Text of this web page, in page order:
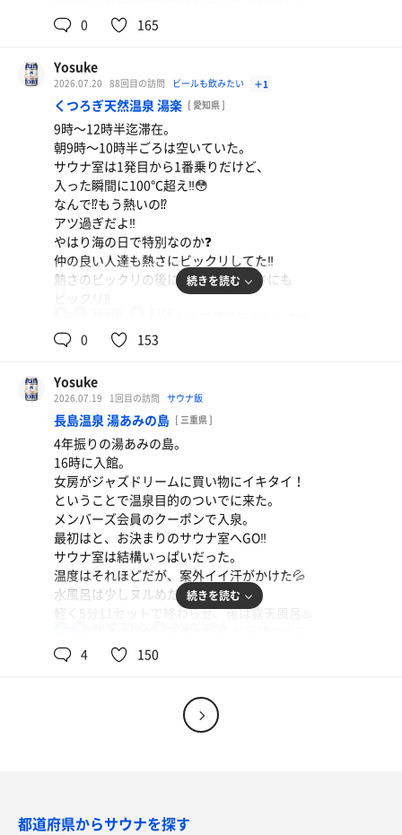
今日が一番暑かった〜‼️
サントリーDAKARA PRO
オロポ
比良温泉率高くなるかもね😅
有難いと考えるべきか✨🤔
今日は5分13セットで素早く終わらせた。
週末にゆっくりサウナに入ることにしよう。
湯あがりは缶ポカを買ってお帰り👋
プレミアムエビス藍想う
0 165
Yosuke
2026.07.20 88回目の訪問 ビールも飲みたい ＋1
くつろぎ天然温泉 湯楽 [ 愛知県 ]
9時〜12時半迄滞在。
朝9時〜10時半ごろは空いていた。
サウナ室は1発目から1番乗りだけど、
入った瞬間に100℃超え‼️😳
なんで⁉️もう熱いの⁉️
アツ過ぎだよ‼️
やはり海の日で特別なのか❓
仲の良い人達も熱さにビックリしてた‼️
熱さのビックリの後に水風呂の冷たさにも
仲の良い人ひとりは6分浸かって足の感覚が
良かったみたい😅
途中、2階で30分涼しい中休憩📚
2階も結構空いていた。
子供たちが楽しそうにはしゃいでいた👦
午後も少しサウナをして5分18セットで完了。
後は、炭酸泉でゆっくり♨️😌
風呂あがりは関コーヒーを飲んだ🥛
今日は海の日だから塩の入浴剤が貰えた🧂
続きを読む
0 153
Yosuke
2026.07.19 1回目の訪問 サウナ飯
長島温泉 湯あみの島 [ 三重県 ]
4年振りの湯あみの島。
16時に入館。
女房がジャズドリームに買い物にイキタイ！
ということで温泉目的のついでに来た。
メンバーズ会員のクーポンで入泉。
最初はと、お決まりのサウナ室へGO‼️
サウナ室は結構いっぱいだった。
温度はそれほどだが、案外イイ汗がかけた💦
水風呂は少しヌルめだった。
軽く5分11セットで終わらせ、後は露天風呂♨️
湯はヌルめから熱めまである。
久しぶりに来たがイイ湯だった😆✨
続きを読む
4 150
都道府県からサウナを探す